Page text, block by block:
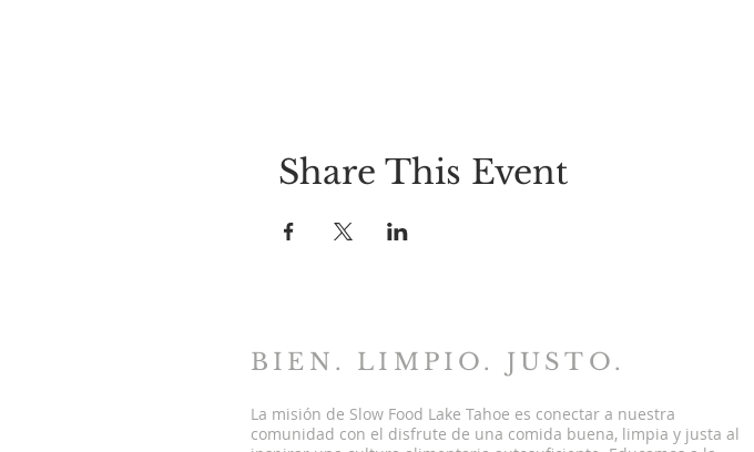
Share This Event
BIEN. LIMPIO. JUSTO.
La misión de Slow Food Lake Tahoe es conectar a nuestra
comunidad con el disfrute de una comida buena, limpia y justa al